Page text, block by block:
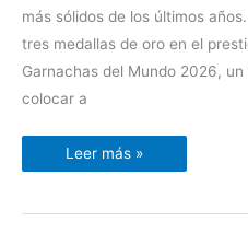
más sólidos de los últimos
tres medallas de oro en el
Garnachas del Mundo 2026,
colocar a
Leer más »